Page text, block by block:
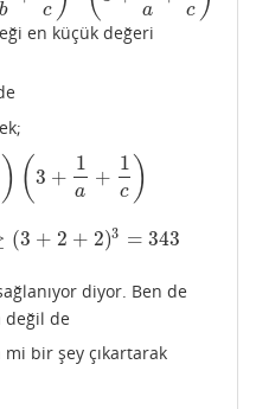
b c a c
en küçük değeri
) (3 +
1
a
+
1
c )
(3 + 2 + 2)3 = 343
+ 1a b c3+ 1a bc 3)3 ≥
diyor. Ben de
değil de
mi bir şey çıkartarak